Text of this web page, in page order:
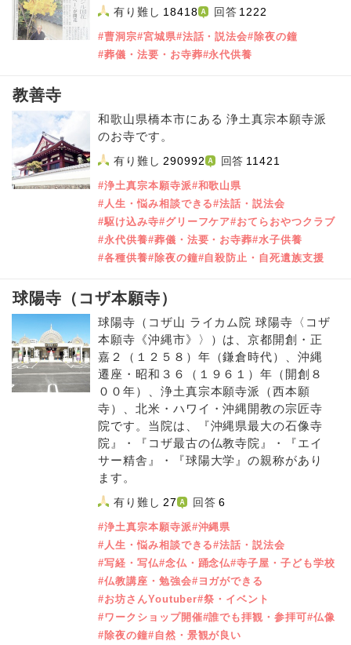
有り難し 18418 回答 1222
#曹洞宗#宮城県#法話・説法会#除夜の鐘
#葬儀・法要・お寺葬#永代供養
教善寺
和歌山県橋本市にある 浄土真宗本願寺派
のお寺です。
有り難し 290992 回答 11421
#浄土真宗本願寺派#和歌山県
#人生・悩み相談できる#法話・説法会
#駆け込み寺#グリーフケア#おてらおやつクラブ
#永代供養#葬儀・法要・お寺葬#水子供養
#各種供養#除夜の鐘#自殺防止・自死遺族支援
球陽寺（コザ本願寺）
球陽寺（コザ山 ライカム院 球陽寺〈コザ
本願寺《沖縄市》〉）は、京都開創・正
嘉２（１２５８）年（鎌倉時代）、沖縄
遷座・昭和３６（１９６１）年（開創８
００年）、浄土真宗本願寺派（西本願
寺）、北米・ハワイ・沖縄開教の宗匠寺
院です。当院は、『沖縄県最大の石像寺
院』・『コザ最古の仏教寺院』・『エイ
サー精舎』・『球陽大学』の親称があり
ます。
有り難し 27 回答 6
#浄土真宗本願寺派#沖縄県
#人生・悩み相談できる#法話・説法会
#写経・写仏#念仏・踊念仏#寺子屋・子ども学校
#仏教講座・勉強会#ヨガができる
#お坊さんYoutuber#祭・イベント
#ワークショップ開催#誰でも拝観・参拝可#仏像
#除夜の鐘#自然・景観が良い